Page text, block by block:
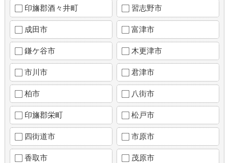
印旛郡酒々井町 習志野市
成田市 富津市
鎌ケ谷市 木更津市
市川市 君津市
柏市 八街市
印旛郡栄町 松戸市
四街道市 市原市
香取市 茂原市